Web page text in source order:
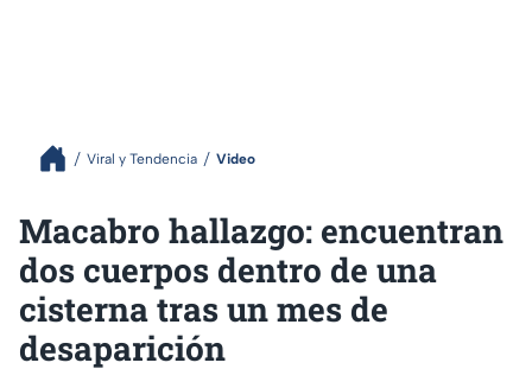
Viral y Tendencia Video
Macabro hallazgo: encuentran
dos cuerpos dentro de una
cisterna tras un mes de
desaparición